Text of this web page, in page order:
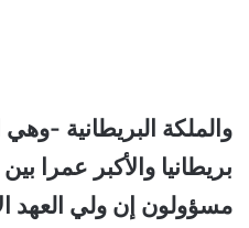
والملكة البريطانية -
بريطانيا والأكبر عمرا
مسؤولون إن ولي العهد